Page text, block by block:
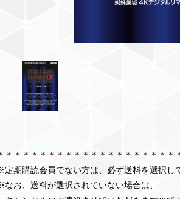
＊＊＊＊＊＊＊＊＊＊＊＊＊＊＊＊＊＊＊＊
期購読会員でない方は、必ず送料を選択し
お、送料が選択されていない場合は、